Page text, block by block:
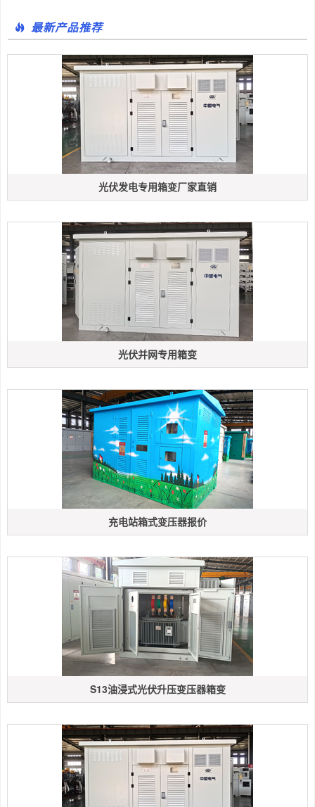
最新产品推荐
光伏发电专用箱变厂家直销
光伏并网专用箱变
充电站箱式变压器报价
S13油浸式光伏升压变压器箱变